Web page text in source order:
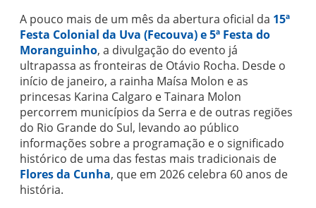
A pouco mais de um mês da abertura oficial da 15ª
Festa Colonial da Uva (Fecouva) e 5ª Festa do
Moranguinho, a divulgação do evento já
ultrapassa as fronteiras de Otávio Rocha. Desde o
início de janeiro, a rainha Maísa Molon e as
princesas Karina Calgaro e Tainara Molon
percorrem municípios da Serra e de outras regiões
do Rio Grande do Sul, levando ao público
informações sobre a programação e o significado
histórico de uma das festas mais tradicionais de
Flores da Cunha, que em 2026 celebra 60 anos de
história.